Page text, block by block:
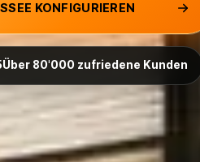
KONFIGURIEREN
Über 80'000 zufriedene Kunden